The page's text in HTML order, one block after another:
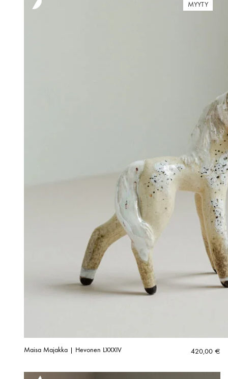
MYYTY
Maisa Majakka | Hevonen LXXXIV 420,00 €